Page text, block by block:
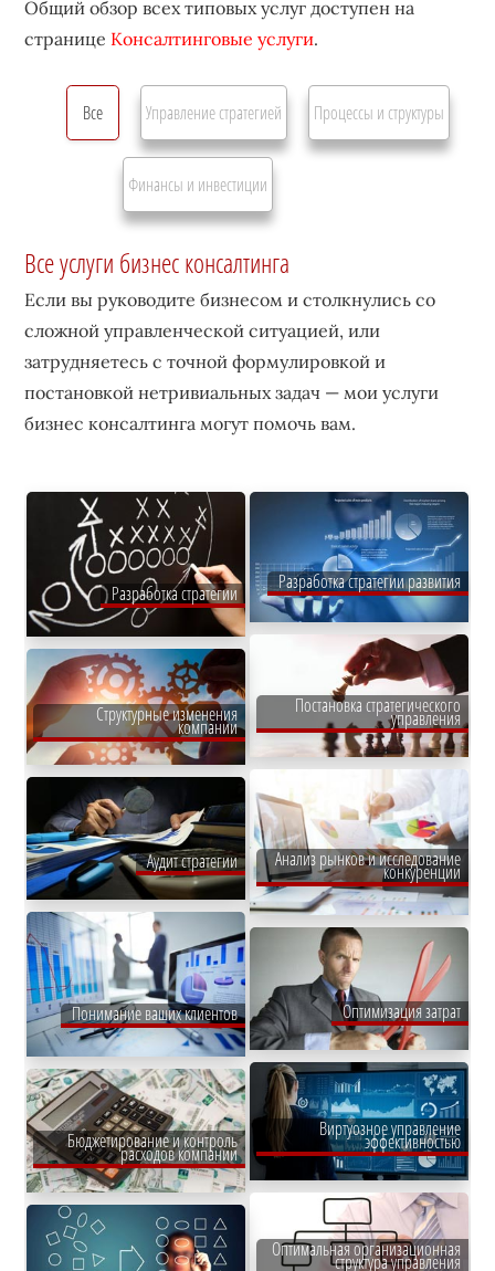
Общий обзор всех типовых услуг доступен на
странице Консалтинговые услуги.
Все Управление стратегией Процессы и структуры
Финансы и инвестиции
Все услуги бизнес консалтинга
Если вы руководите бизнесом и столкнулись со
сложной управленческой ситуацией, или
затрудняетесь с точной формулировкой и
постановкой нетривиальных задач — мои услуги
бизнес консалтинга могут помочь вам.
Разработка стратегии Разработка стратегии развития
Постановка стратегического
управления
Структурные изменения
компании
Анализ рынков и исследование
конкуренции
Аудит стратегии
Понимание ваших клиентов Оптимизация затрат
Виртуозное управление
эффективностью
Бюджетирование и контроль
расходов компании
Оптимальная организационная
структура управления